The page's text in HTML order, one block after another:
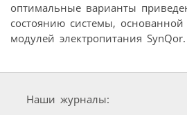
оптимальные варианты
состоянию системы,
модулей электропитания SynQor.
Наши журналы: